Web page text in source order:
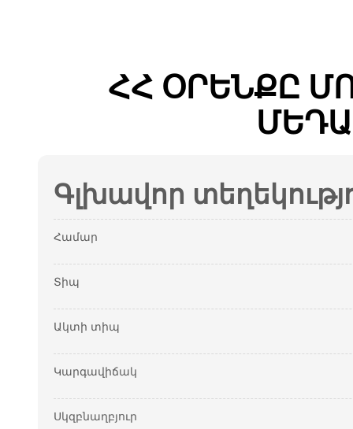
ՀՀ ՕՐԵՆՔԸ
Գլխավոր
Համար
Տիպ
Ակտի տիպ
Կարգավիճակ
Սկզբնաղբյուր